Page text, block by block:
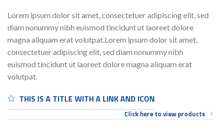
Lorem ipsum dolor sit amet, consectetuer adipiscing elit, sed
diam nonummy nibh euismod tincidunt ut laoreet dolore
magna aliquam erat volutpat.Lorem ipsum dolor sit amet,
consectetuer adipiscing elit, sed diam nonummy nibh
euismod tincidunt ut laoreet dolore magna aliquam erat
volutpat.
THIS IS A TITLE WITH A LINK AND ICON
Click here to view products